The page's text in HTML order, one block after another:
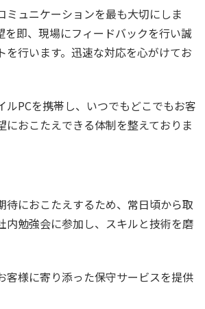
ミュニケーションを最も大切にしま
を即、現場にフィードバックを行い誠
を行います。迅速な対応を心がけてお
ルPCを携帯し、いつでもどこでもお客
におこたえできる体制を整えておりま
待におこたえするため、常日頃から取
内勉強会に参加し、スキルと技術を磨
客様に寄り添った保守サービスを提供